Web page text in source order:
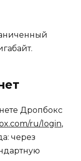
Дропбокс
ru/login,
через